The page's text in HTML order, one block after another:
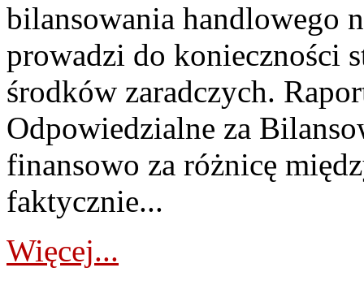
bilansowania handlowego
prowadzi do konieczności
środków zaradczych.
Odpowiedzialne za
finansowo za różnicę
faktycznie...
Więcej...